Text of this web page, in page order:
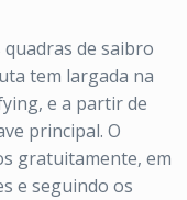
quadras de saibro
tem largada na
e a partir de
principal. O
gratuitamente, em
e seguindo os